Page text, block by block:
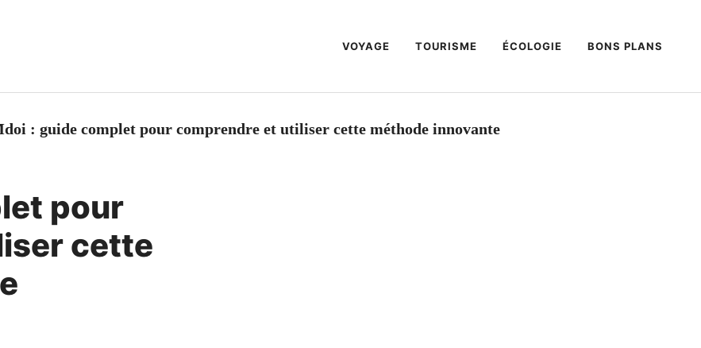
VOYAGE TOURISME ÉCOLOGIE BONS PLANS
: guide complet pour comprendre et utiliser cette méthode innovante
pour
cette